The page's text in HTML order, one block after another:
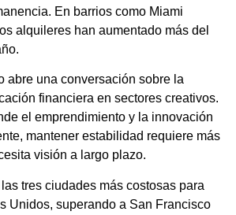
En barrios como Miami
alquileres han aumentado más del
abre una conversación sobre la
financiera en sectores creativos.
el emprendimiento y la innovación
mantener estabilidad requiere más
visión a largo plazo.
tres ciudades más costosas para
Unidos, superando a San Francisco